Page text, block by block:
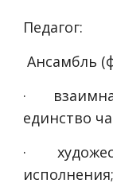
Педагог:
Ансамбль
·
единство
·
исполнения;